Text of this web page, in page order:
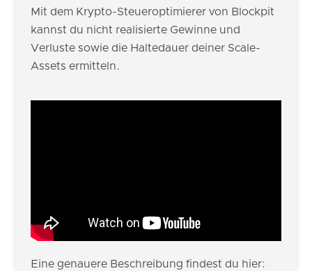
Mit dem Krypto-Steueroptimierer von Blockpit
kannst du nicht realisierte Gewinne und
Verluste sowie die Haltedauer deiner Scale-
Assets ermitteln.
Eine genauere Beschreibung findest du hier: